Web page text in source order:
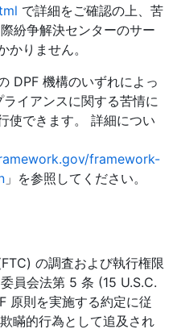
で詳細をご確認の上、苦
紛争解決センターのサー
かりません。
DPF 機構のいずれによっ
イアンスに関する苦情に
使できます。 詳細につい
framework-
」を参照してください。
の調査および執行権限
員会法第 5 条 (15 U.S.C.
原則を実施する約定に従
瞞的行為として追及され